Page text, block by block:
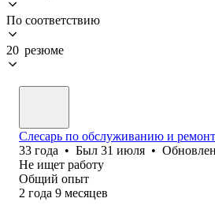
По соответствию
20 резюме
Слесарь по обслуживанию и
33 года • Был 31 июля •
Не ищет работу
Общий опыт
2 года 9 месяцев